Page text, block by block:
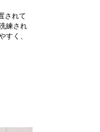
されて
練され
すく、